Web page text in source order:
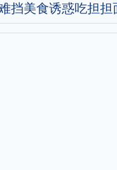
挡美食诱惑吃担担